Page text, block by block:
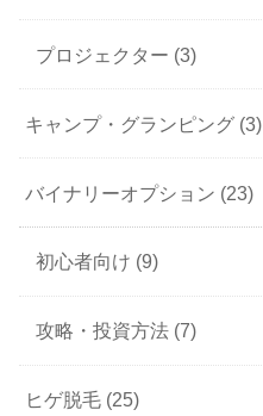
プロジェクター (3)
キャンプ・グランピング (3)
バイナリーオプション (23)
初心者向け (9)
攻略・投資方法 (7)
ヒゲ脱毛 (25)